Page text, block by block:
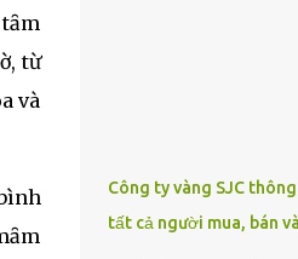
từ
và
Công ty vàng SJC
tất cả người mua, bán